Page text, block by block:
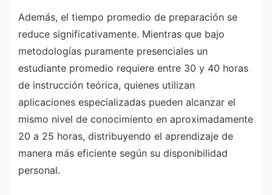
Además, el tiempo promedio de preparación se
reduce significativamente. Mientras que bajo
metodologías puramente presenciales un
estudiante promedio requiere entre 30 y 40 horas
de instrucción teórica, quienes utilizan
aplicaciones especializadas pueden alcanzar el
mismo nivel de conocimiento en aproximadamente
20 a 25 horas, distribuyendo el aprendizaje de
manera más eficiente según su disponibilidad
personal.